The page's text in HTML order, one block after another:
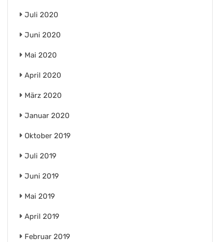
Juli 2020
Juni 2020
Mai 2020
April 2020
März 2020
Januar 2020
Oktober 2019
Juli 2019
Juni 2019
Mai 2019
April 2019
Februar 2019